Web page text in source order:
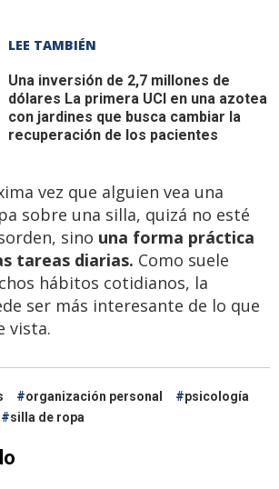
LEE TAMBIÉN
Una inversión de 2,7 millones de
dólares La primera UCI en una azotea
con jardines que busca cambiar la
recuperación de los pacientes
vez que alguien vea una
sobre una silla, quizá no esté
sino una forma práctica
tareas diarias. Como suele
hábitos cotidianos, la
ser más interesante de lo que
vista.
organización personal
psicología
silla de ropa